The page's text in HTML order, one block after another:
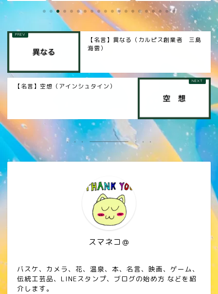
【名言】異なる（カルピス創業者 三島
海雲）
【名言】空想（アインシュタイン）
スマネコ＠
バスケ、カメラ、花、温泉、本、名言、映画、ゲーム、
伝統工芸品、LINEスタンプ、ブログの始め方 などを紹
介します。